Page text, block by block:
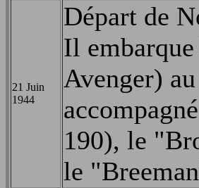
21 Juin
1944
Départ de
Il
Avenger)
190), le
le